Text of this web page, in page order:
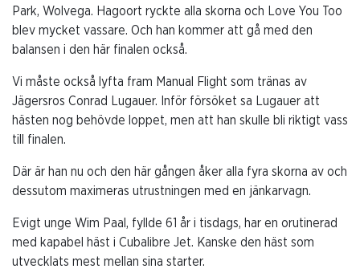
Park, Wolvega. Hagoort ryckte alla skorna och Love You Too
blev mycket vassare. Och han kommer att gå med den
balansen i den här finalen också.
Vi måste också lyfta fram Manual Flight som tränas av
Jägersros Conrad Lugauer. Inför försöket sa Lugauer att
hästen nog behövde loppet, men att han skulle bli riktigt vass
till finalen.
Där är han nu och den här gången åker alla fyra skorna av och
dessutom maximeras utrustningen med en jänkarvagn.
Evigt unge Wim Paal, fyllde 61 år i tisdags, har en orutinerad
med kapabel häst i Cubalibre Jet. Kanske den häst som
utvecklats mest mellan sina starter.